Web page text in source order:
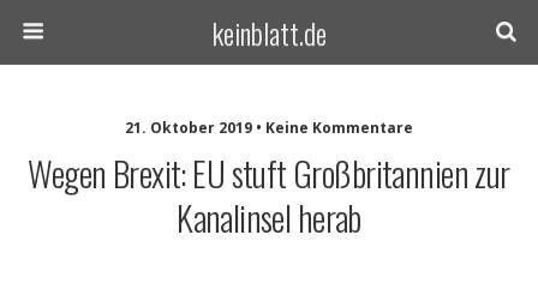
keinblatt.de
21. Oktober 2019 • Keine Kommentare
Wegen Brexit: EU stuft Großbritannien zur
Kanalinsel herab